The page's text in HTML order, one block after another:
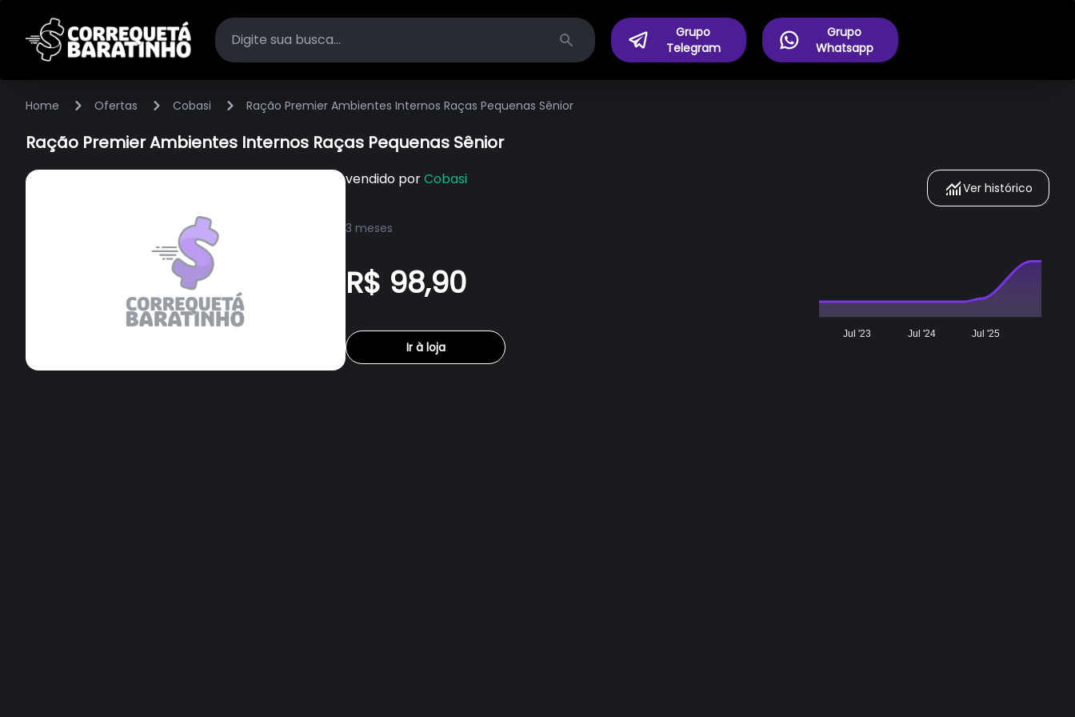
Search
Grupo
Telegram
Grupo
Whatsapp
Home Ofertas Cobasi Ração Premier Ambientes Internos Raças Pequenas Sênior
Ração Premier Ambientes Internos Raças Pequenas Sênior
vendido porCobasi
3 meses
R$ 98,90
Ir à loja
Ver histórico
Jul '23 Jul '24 Jul '25